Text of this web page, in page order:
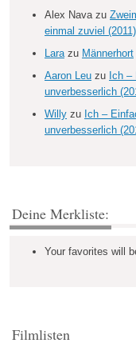
Alex Navazu
einmal zuviel (2011)
Larazu Männerhort
Aaron Leu zu Ich
unverbesserlich
Willy zu Ich –
unverbesserlich
Deine Merkliste:
Your favorites will
Filmlisten